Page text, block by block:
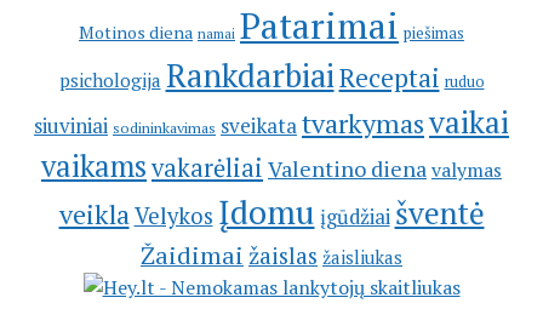
Motinos diena namai Patarimai piešimas
psichologija RankdarbiaiReceptai ruduo
siuviniai sodininkavimas sveikatatvarkymasvaikai
vaikamsvakarėliai Valentino diena valymas
veikla Velykos Įdomu įgūdžiai šventė
Žaidimai žaislas žaisliukas